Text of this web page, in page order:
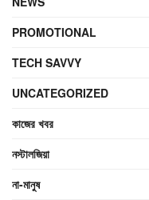
PROMOTIONAL
TECH SAVVY
UNCATEGORIZED
কাজের খবর
নস্টালজিয়া
না-মানুষ